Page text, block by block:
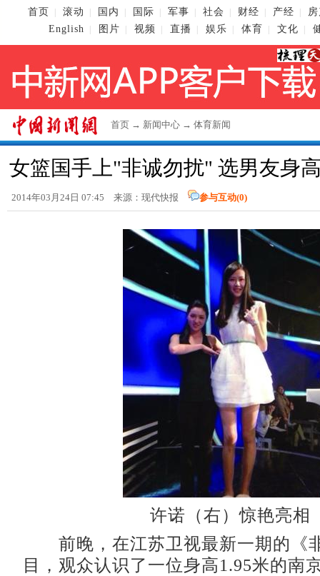
首页 滚动 国内 国际 军事 社会 财经 产经
English
图片 视频 直播 娱乐 体育 文化
首页 → 新闻中心 → 体育新闻
女篮国手上"非诚勿扰" 选男友身
2014年03月24日 07:45 来源：现代快报 参与互动(0)
许诺（右）惊艳亮相
前晚，在江苏卫视最新一期的《
目，观众认识了一位身高1.95米的